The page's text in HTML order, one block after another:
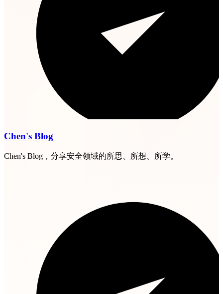
Chen's Blog
Chen's Blog，分享安全领域的所思、所想、所学。